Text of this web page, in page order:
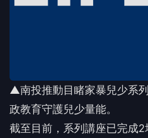
▲南投推動目睹家暴兒少系
政教育守護兒少量能。
截至目前，系列講座已完成